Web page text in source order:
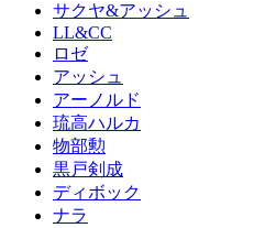
サクヤ&アッシュ
LL&CC
ロゼ
アッシュ
アーノルド
琉高ハルカ
物部勲
黒戸剣成
ディボック
ナラ